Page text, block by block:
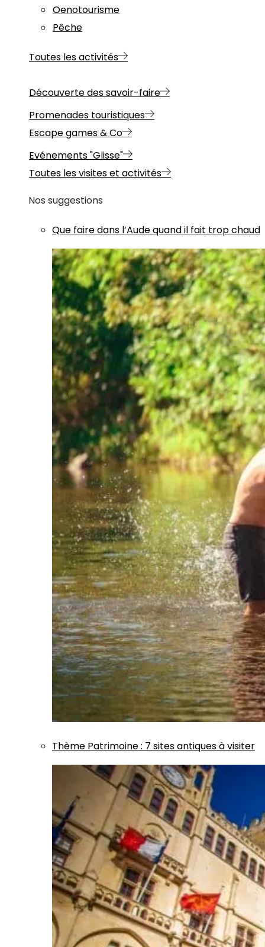
Oenotourisme
Pêche
Toutes les activités
Découverte des savoir-faire
Promenades touristiques
Escape games & Co
Evénements "Glisse"
Toutes les visites et activités
Nos suggestions
Que faire dans l’Aude quand il fait trop chaud
Thème Patrimoine: 7 sites antiques à visiter